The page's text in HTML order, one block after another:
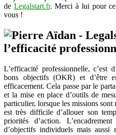
de Legalstart.fr. Merci à lui pour ce
vous !
l’efficacité
L’efficacité professionnelle, c’est
bons objectifs (OKR) et d’être
efficacement. Cela passe par le
et la mise en place d’outils de
particulier, lorsque les missions
est très difficile d’allouer son
priorités d’action.
d’objectifs individuels mais aussi